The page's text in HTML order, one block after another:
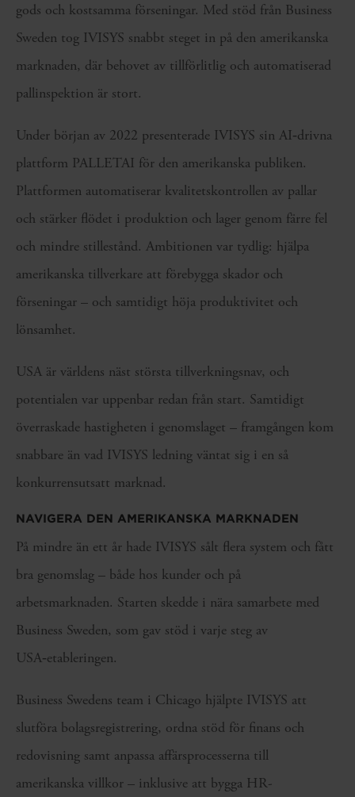
gods och kostsamma förseningar. Med stöd från Business
Sweden tog IVISYS snabbt steget in på den amerikanska
marknaden, där behovet av tillförlitlig och automatiserad
pallinspektion är stort.
Under början av 2022 presenterade IVISYS sin AI‑drivna
plattform PALLETAI för den amerikanska publiken.
Plattformen automatiserar kvalitetskontrollen av pallar
och stärker flödet i produktion och lager genom färre fel
och mindre stillestånd. Ambitionen var tydlig: hjälpa
amerikanska tillverkare att förebygga skador och
förseningar – och samtidigt höja produktivitet och
lönsamhet.
USA är världens näst största tillverkningsnav, och
potentialen var uppenbar redan från start. Samtidigt
överraskade hastigheten i genomslaget – framgången kom
snabbare än vad IVISYS ledning väntat sig i en så
konkurrensutsatt marknad.
NAVIGERA DEN AMERIKANSKA MARKNADEN
På mindre än ett år hade IVISYS sålt flera system och fått
bra genomslag – både hos kunder och på
arbetsmarknaden. Starten skedde i nära samarbete med
Business Sweden, som gav stöd i varje steg av
USA‑etableringen.
Business Swedens team i Chicago hjälpte IVISYS att
slutföra bolagsregistrering, ordna stöd för finans och
redovisning samt anpassa affärsprocesserna till
amerikanska villkor – inklusive att bygga HR-